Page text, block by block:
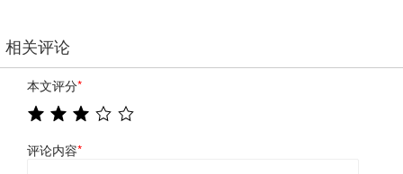
相关评论
本文评分*
评论内容*